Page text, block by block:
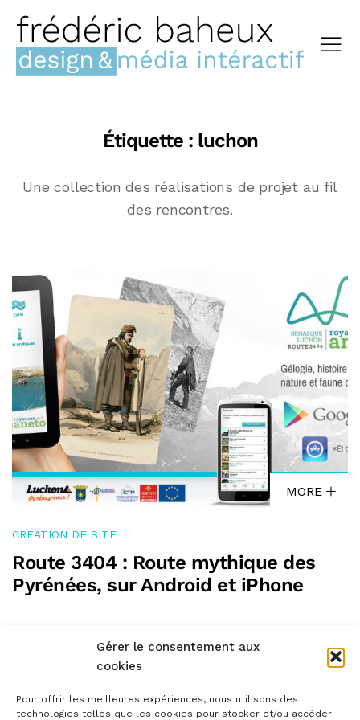
Gérer le consentement aux
cookies
Pour offrir les meilleures expériences, nous utilisons des
technologies telles que les cookies pour stocker et/ou accéder
Étiquette : luchon
Une collection des réalisations de projet au fil
des rencontres.
MORE
CRÉATION DE SITE
Route 3404 : Route mythique des
Pyrénées, sur Android et iPhone